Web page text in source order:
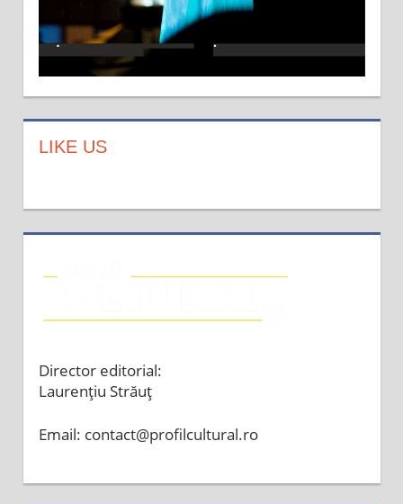
LIKE US
Director editorial:
Laurențiu Străuț
Email: contact@profilcultural.ro